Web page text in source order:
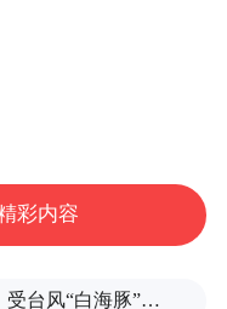
他们，为小队员
彩内容
受台风“白海豚”影响，福建沿海40条航线停航